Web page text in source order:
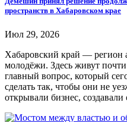
пространств в Хабаровском крае
Июл 29, 2026
Хабаровский край — регион
молодёжи. Здесь живут
главный вопрос, который
сделать так, чтобы они не
открывали бизнес, создавали